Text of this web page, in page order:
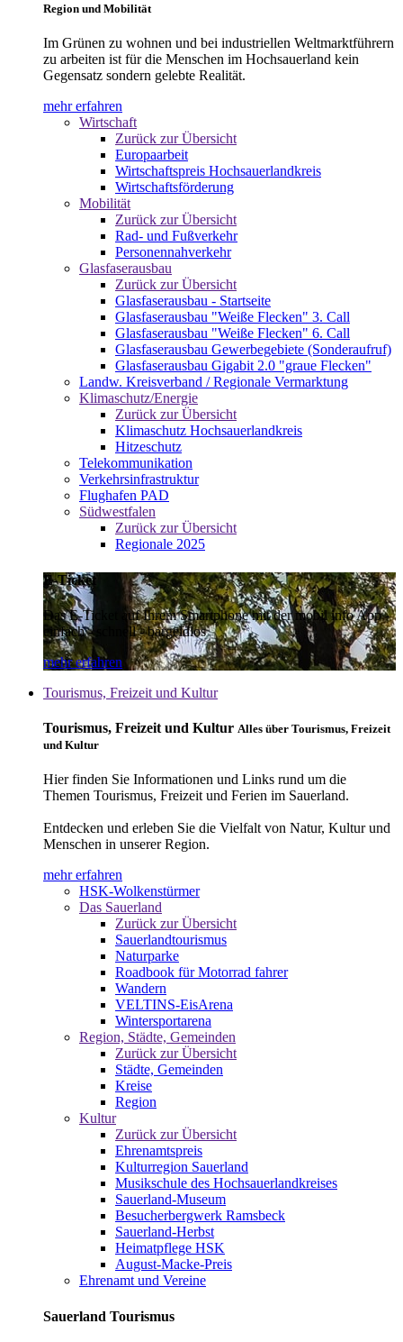
Region und Mobilität
Im Grünen zu wohnen und bei industriellen Weltmarktführern
zu arbeiten ist für die Menschen im Hochsauerland kein
Gegensatz sondern gelebte Realität.
mehr erfahren
Wirtschaft
Zurück zur Übersicht
Europaarbeit
Wirtschaftspreis Hochsauerlandkreis
Wirtschaftsförderung
Mobilität
Zurück zur Übersicht
Rad- und Fußverkehr
Personennahverkehr
Glasfaserausbau
Zurück zur Übersicht
Glasfaserausbau - Startseite
Glasfaserausbau "Weiße Flecken" 3. Call
Glasfaserausbau "Weiße Flecken" 6. Call
Glasfaserausbau Gewerbegebiete (Sonderaufruf)
Glasfaserausbau Gigabit 2.0 "graue Flecken"
Landw. Kreisverband / Regionale Vermarktung
Klimaschutz/Energie
Zurück zur Übersicht
Klimaschutz Hochsauerlandkreis
Hitzeschutz
Telekommunikation
Verkehrsinfrastruktur
Flughafen PAD
Südwestfalen
Zurück zur Übersicht
Regionale 2025
E-Ticket
Das E-Ticket auf Ihrem Smartphone mit der mobil info App -
einfach - schnell - bargeldlos
mehr erfahren
Tourismus, Freizeit und Kultur
Tourismus, Freizeit und Kultur Alles über Tourismus, Freizeit
und Kultur
Hier finden Sie Informationen und Links rund um die
Themen Tourismus, Freizeit und Ferien im Sauerland.
Entdecken und erleben Sie die Vielfalt von Natur, Kultur und
Menschen in unserer Region.
mehr erfahren
HSK-Wolkenstürmer
Das Sauerland
Zurück zur Übersicht
Sauerlandtourismus
Naturparke
Roadbook für Motorrad fahrer
Wandern
VELTINS-EisArena
Wintersportarena
Region, Städte, Gemeinden
Zurück zur Übersicht
Städte, Gemeinden
Kreise
Region
Kultur
Zurück zur Übersicht
Ehrenamtspreis
Kulturregion Sauerland
Musikschule des Hochsauerlandkreises
Sauerland-Museum
Besucherbergwerk Ramsbeck
Sauerland-Herbst
Heimatpflege HSK
August-Macke-Preis
Ehrenamt und Vereine
Sauerland Tourismus